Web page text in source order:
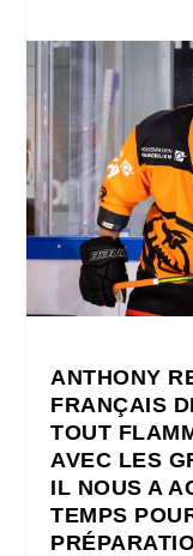
ANTHONY
FRANÇAIS
TOUT
AVEC LES
IL NOUS A
TEMPS